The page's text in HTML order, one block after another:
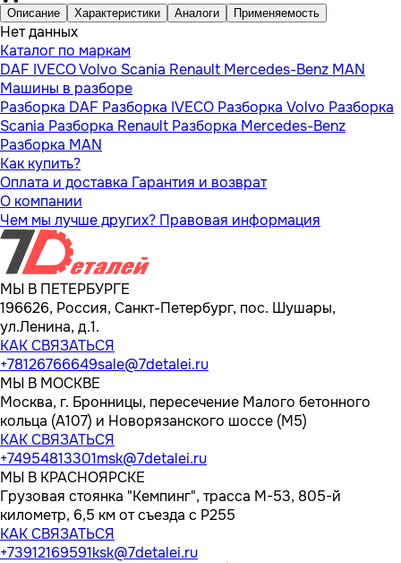
Описание Характеристики Аналоги Применяемость
Нет данных
Каталог по маркам
DAF IVECOVolvo Scania Renault Mercedes-Benz MAN
Машины в разборе
Разборка DAF Разборка IVECO Разборка Volvo Разборка
Scania Разборка Renault Разборка Mercedes-Benz
Разборка MAN
Как купить?
Оплата и доставка Гарантия и возврат
О компании
Чем мы лучше других? Правовая информация
МЫ В ПЕТЕРБУРГЕ
196626, Россия, Санкт-Петербург, пос. Шушары,
ул.Ленина, д.1.
КАК СВЯЗАТЬСЯ
+78126766649sale@7detalei.ru
МЫ В МОСКВЕ
Москва, г. Бронницы, пересечение Малого бетонного
кольца (А107) и Новорязанского шоссе (М5)
КАК СВЯЗАТЬСЯ
+74954813301msk@7detalei.ru
МЫ В КРАСНОЯРСКЕ
Грузовая стоянка "Кемпинг", трасса M-53, 805-й
километр, 6,5 км от съезда с Р255
КАК СВЯЗАТЬСЯ
+73912169591ksk@7detalei.ru